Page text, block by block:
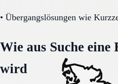
• Übergangslösungen wie
Wie aus Suche eine
wird